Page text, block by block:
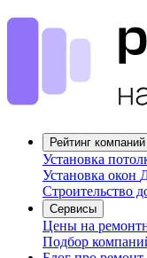
Рейтинг компаний
Установка
Установка окон
Строительство
Сервисы
Цены на
Подбор